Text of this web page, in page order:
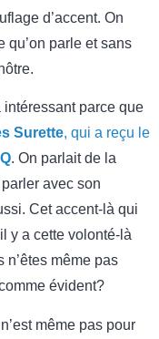
d’accent. On
qu’on parle et sans
intéressant parce que
Surette, qui a reçu le
. On parlait de la
avec son
Cet accent-là qui
y a cette volonté-là
même pas
évident?
même pas pour